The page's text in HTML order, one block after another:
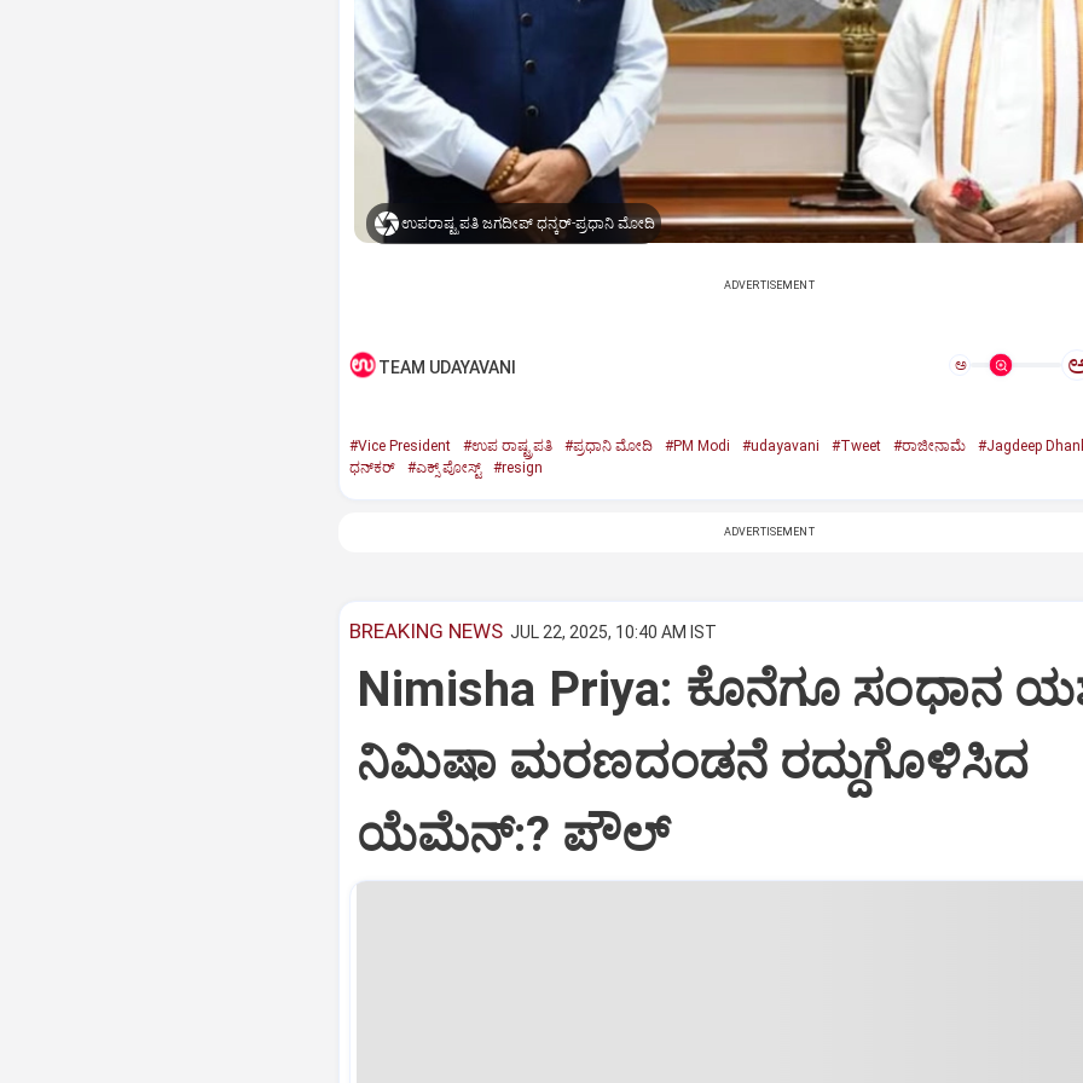
ಉಪರಾಷ್ಟ್ರಪತಿ ಜಗದೀಪ್‌ ಧನ್ಕರ್-ಪ್ರಧಾನಿ ಮೋದಿ
ADVERTISEMENT
TEAM UDAYAVANI ಅ
#Vice President #ಉಪ ರಾಷ್ಟ್ರಪತಿ #ಪ್ರಧಾನಿ ಮೋದಿ #PM Modi #udayavani #Tweet #ರಾಜೀನಾಮೆ
#Jagdeep
ಧನ್‌ಕರ್‌
#ಎಕ್ಸ್‌ ಪೋಸ್ಟ್ #resign
ADVERTISEMENT
BREAKING NEWS JUL 22, 2025, 10:40 AM IST
Nimisha Priya: ಕೊನೆಗೂ ಸಂಧಾನ
ನಿಮಿಷಾ ಮರಣದಂಡನೆ ರದ್ದುಗೊಳಿಸಿದ
ಯೆಮೆನ್:? ಪೌಲ್